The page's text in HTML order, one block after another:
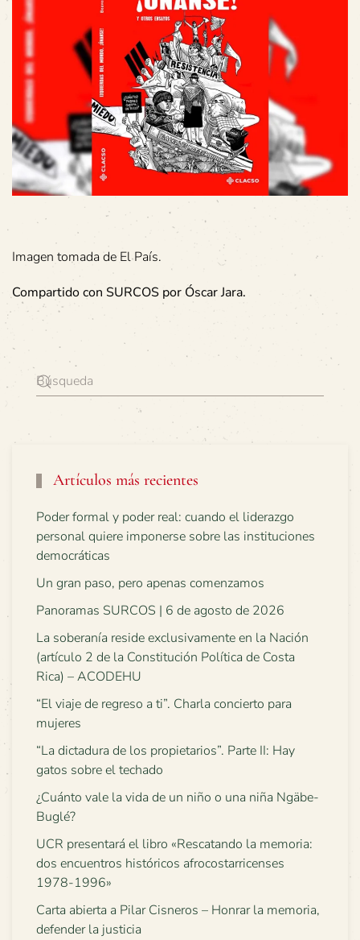
Imagen tomada de El País.
Compartido con SURCOS por Óscar Jara.
Artículos más recientes
Poder formal y poder real: cuando el liderazgo
personal quiere imponerse sobre las instituciones
democráticas
Un gran paso, pero apenas comenzamos
Panoramas SURCOS | 6 de agosto de 2026
La soberanía reside exclusivamente en la Nación
(artículo 2 de la Constitución Política de Costa
Rica) – ACODEHU
“El viaje de regreso a ti”. Charla concierto para
mujeres
“La dictadura de los propietarios”. Parte II: Hay
gatos sobre el techado
¿Cuánto vale la vida de un niño o una niña Ngäbe-
Buglé?
UCR presentará el libro «Rescatando la memoria:
dos encuentros históricos afrocostarricenses
1978-1996»
Carta abierta a Pilar Cisneros – Honrar la memoria,
defender la justicia